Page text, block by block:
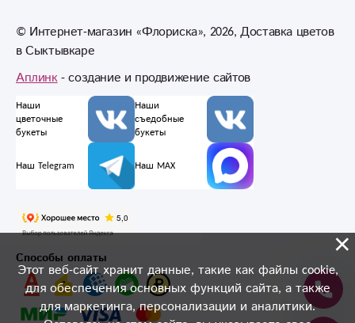
Этот веб-сайт хранит данные, такие как файлы cookie,
для обеспечения основных функций сайта, а также
для маркетинга, персонализации и аналитики.
×
© Интернет-магазин «Флориска», 2026, Доставка цветов
в Сыктывкаре
Аплинк- создание и продвижение сайтов
Наши
цветочные
букеты
Наши
съедобные
букеты
Наш Telegram Наш MAX
Способы оплаты